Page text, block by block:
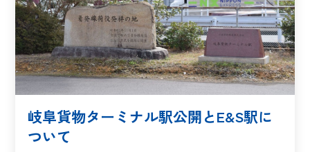
岐阜貨物ターミナル駅公開とE&S駅に
ついて